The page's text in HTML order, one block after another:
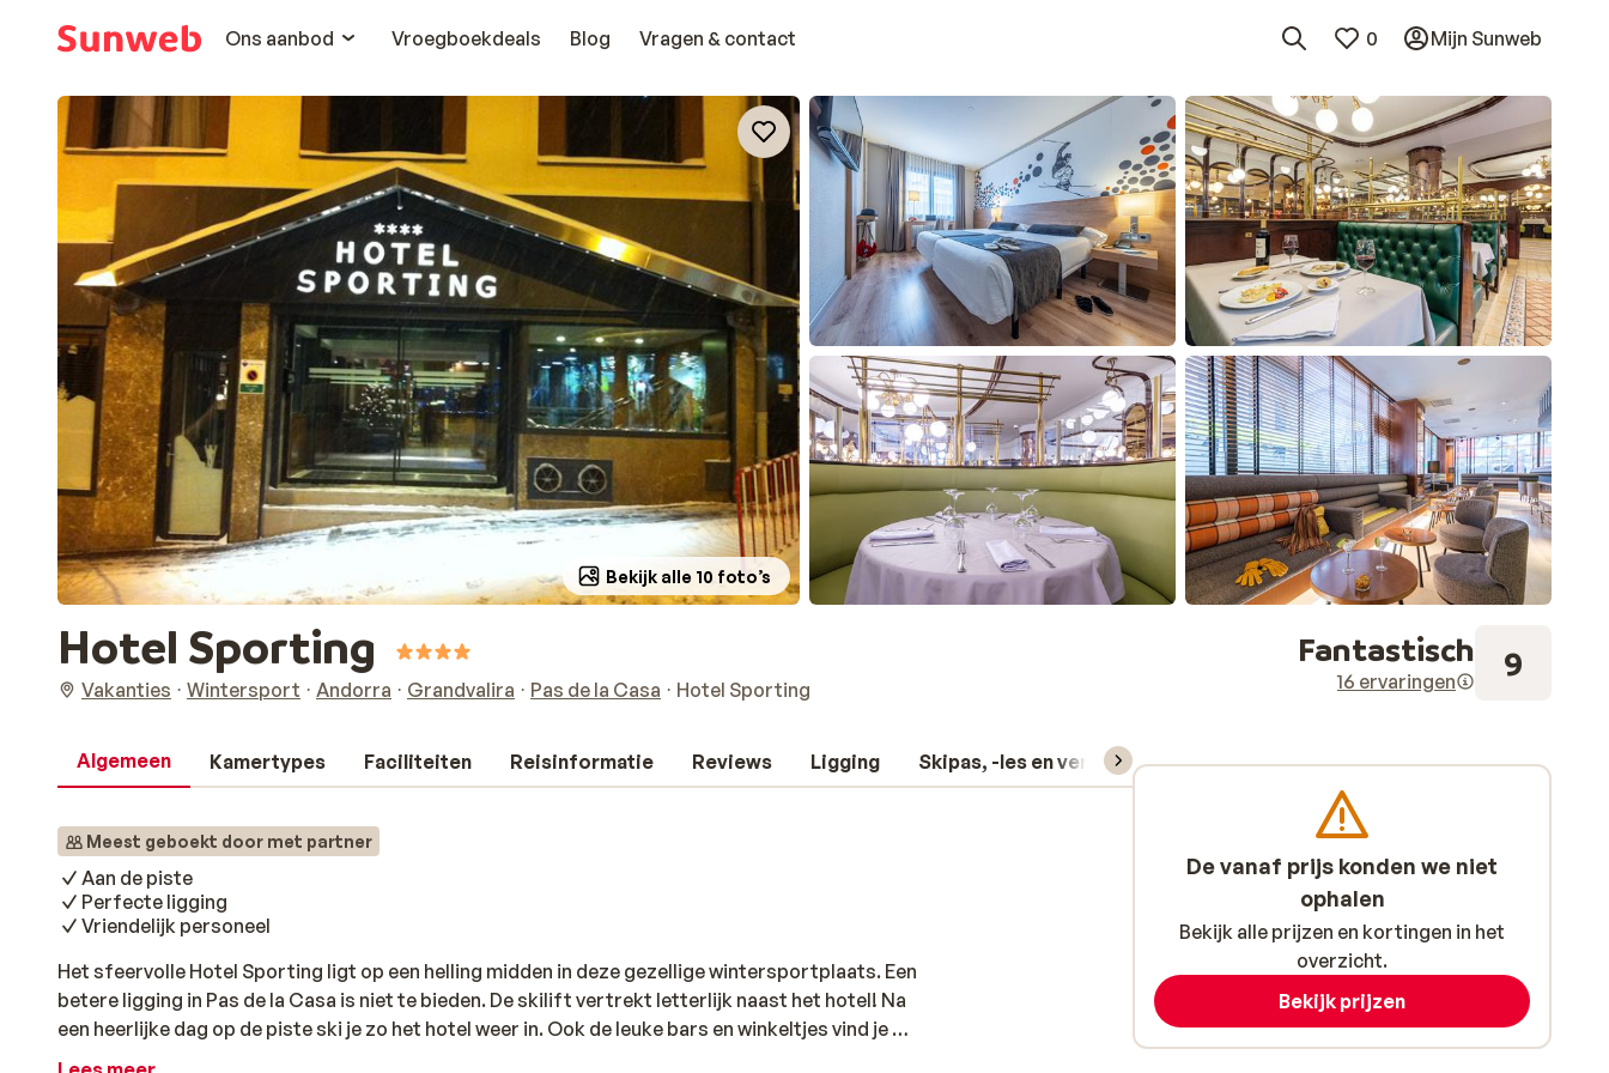
Ons aanbod
Vroegboekdeals Blog Vragen & contact 0 Mijn Sunweb
Bekijk alle 10 foto’s
Hotel Sporting
Vakanties Wintersport Andorra Grandvalira Pas de la Casa Hotel Sporting
Fantastisch
16 ervaringen 9
Algemeen Kamertypes Faciliteiten Reisinformatie Reviews Ligging Skipas, -les en verhuur
Meest geboekt door met partner
Aan de piste
Perfecte ligging
Vriendelijk personeel
Het sfeervolle Hotel Sporting ligt op een helling midden in deze gezellige wintersportplaats. Een
betere ligging in Pas de la Casa is niet te bieden. De skilift vertrekt letterlijk naast het hotel! Na
een heerlijke dag op de piste ski je zo het hotel weer in. Ook de leuke bars en winkeltjes vind je pal
naast het hotel. De kamers zijn trendy en comfortabel ingericht en van alle gemakken voorzien.
De vanaf prijs konden we niet
ophalen
Bekijk alle prijzen en kortingen in het
overzicht.
Bekijk prijzen